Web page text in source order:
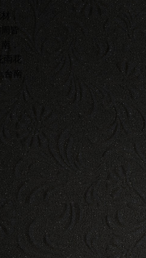
，
皆
，
雨花
台南